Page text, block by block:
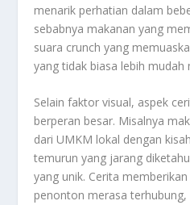
menarik perhatian dalam
sebabnya makanan yang
suara crunch yang
yang tidak biasa lebih mudah
Selain faktor visual, aspek
berperan besar. Misalnya
dari UMKM lokal dengan
temurun yang jarang
yang unik. Cerita
penonton merasa